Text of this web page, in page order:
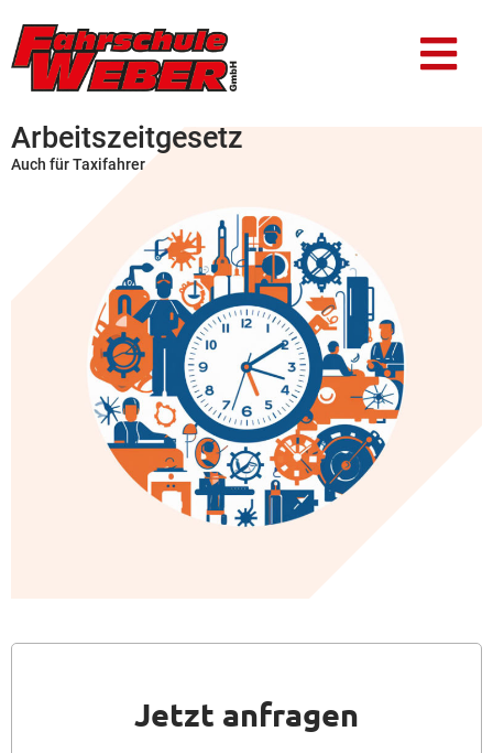
Arbeitszeitgesetz
Auch für Taxifahrer
Jetzt anfragen